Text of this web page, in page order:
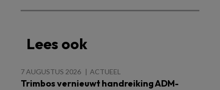
Lees ook
7 AUGUSTUS 2026 ACTUEEL
Trimbos vernieuwt handreiking ADM-